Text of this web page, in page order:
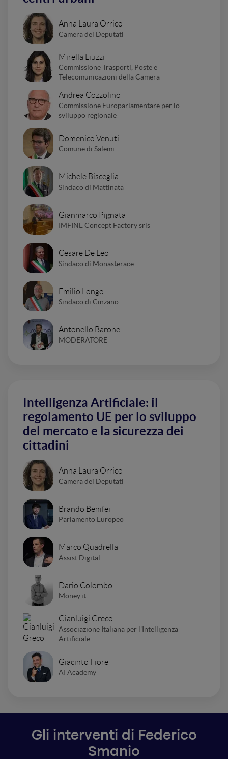
Anna Laura Orrico
Camera dei Deputati
Mirella Liuzzi
Commissione Trasporti, Poste e
Telecomunicazioni della Camera
Andrea Cozzolino
Commissione Europarlamentare per lo
sviluppo regionale
Domenico Venuti
Comune di Salemi
Michele Bisceglia
Sindaco di Mattinata
Gianmarco Pignata
IMFINE Concept Factory srls
Cesare De Leo
Sindaco di Monasterace
Emilio Longo
Sindaco di Cinzano
Antonello Barone
MODERATORE
Intelligenza Artificiale: il
regolamento UE per lo sviluppo
del mercato e la sicurezza dei
cittadini
Anna Laura Orrico
Camera dei Deputati
Brando Benifei
Parlamento Europeo
Marco Quadrella
Assist Digital
Dario Colombo
Money.it
Gianluigi Greco
Associazione Italiana per l'Intelligenza
Artificiale
Giacinto Fiore
AI Academy
Gli interventi di Federico
Smanio